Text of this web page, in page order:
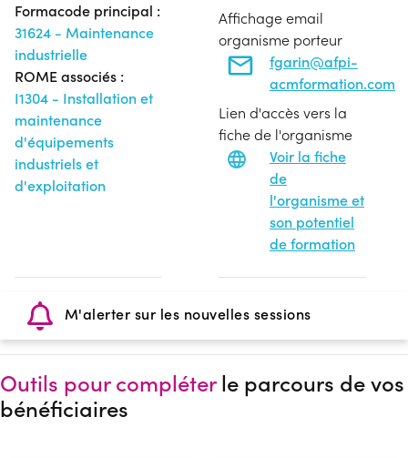
Formacode principal :
31624 - Maintenance
industrielle
ROME associés :
I1304 - Installation et
maintenance
d'équipements
industriels et
d'exploitation
Affichage email
organisme porteur
fgarin@afpi-
acmformation.com
Lien d'accès vers la
fiche de l'organisme
Voir la fiche
de
l'organisme et
son potentiel
de formation
M'alerter sur les nouvelles sessions
Outils pour compléterle parcours de vos
bénéficiaires